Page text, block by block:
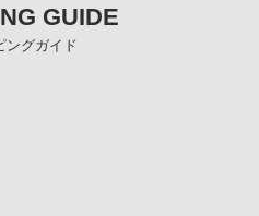
GUIDE
ングガイド